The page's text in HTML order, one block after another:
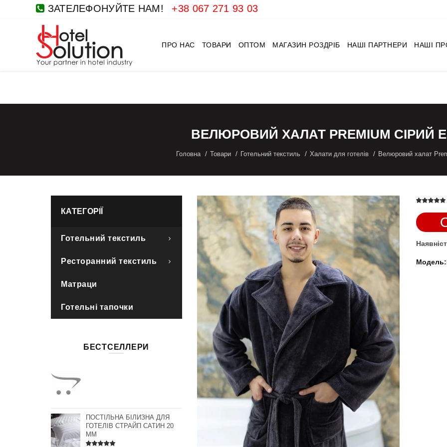
ЗАТЕЛЕФОНУЙТЕ НАМ! +38 067 271 93 03
ПРО НАС ТОВАРИ ОПТОМ МАГАЗИН РОЗДРІБ НАШІ ПАРТНЕРИ НАШІ
ВЕЛЮРОВИЙ ХАЛАТ PREMIUM СІРИЙ
Головна Товари Готельний текстиль Халати для готелів Велюровий халат
КАТЕГОРІЇ
Готельний текстиль
Ресторанний текстиль
Матраци
Готельні тапочки
БЕСТСЕЛЛЕРИ
ПОСТІЛЬНА БІЛИЗНА ДЛЯ
ГОТЕЛІВ СТРАЙП САТИН 20
ММ
Модель: